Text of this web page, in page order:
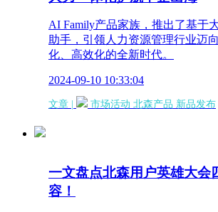
AI Family产品家族，推出了基于
助手，引领人力资源管理行业迈
化、高效化的全新时代。
2024-09-10 10:33:04
文章 | 市场活动 北森产品 新品发布
一文盘点北森用户英雄大会
容！